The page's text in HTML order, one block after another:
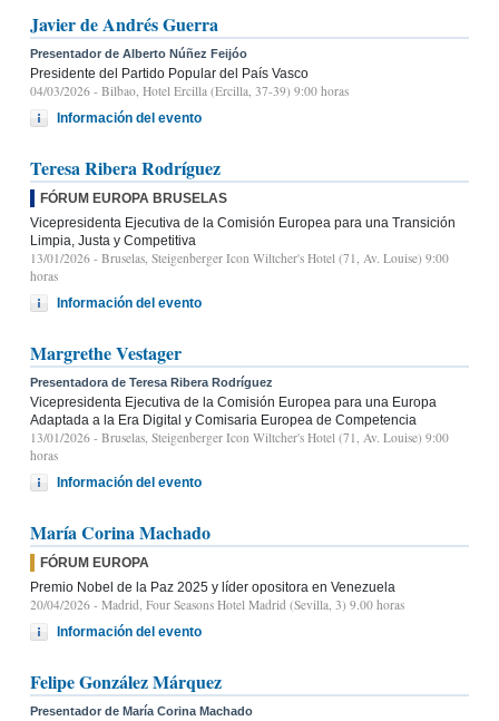
Javier de Andrés Guerra
Presentador de Alberto Núñez Feijóo
Presidente del Partido Popular del País Vasco
04/03/2026 - Bilbao, Hotel Ercilla (Ercilla, 37-39) 9:00 horas
Información del evento
Teresa Ribera Rodríguez
FÓRUM EUROPA BRUSELAS
Vicepresidenta Ejecutiva de la Comisión Europea para una Transición
Limpia, Justa y Competitiva
13/01/2026 - Bruselas, Steigenberger Icon Wiltcher's Hotel (71, Av. Louise) 9:00
horas
Información del evento
Margrethe Vestager
Presentadora de Teresa Ribera Rodríguez
Vicepresidenta Ejecutiva de la Comisión Europea para una Europa
Adaptada a la Era Digital y Comisaria Europea de Competencia
13/01/2026 - Bruselas, Steigenberger Icon Wiltcher's Hotel (71, Av. Louise) 9:00
horas
Información del evento
María Corina Machado
FÓRUM EUROPA
Premio Nobel de la Paz 2025 y líder opositora en Venezuela
20/04/2026 - Madrid, Four Seasons Hotel Madrid (Sevilla, 3) 9.00 horas
Información del evento
Felipe González Márquez
Presentador de María Corina Machado